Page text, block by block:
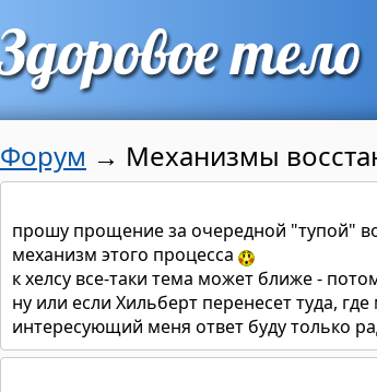
Форум → Механизмы
прошу прощение за очередной "тупой"
механизм этого процесса
к хелсу все-таки тема может ближе -
ну или если Хильберт перенесет туда,
интересующий меня ответ буду только